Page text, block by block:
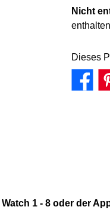
Nicht
Dieses
1 - 8 oder der